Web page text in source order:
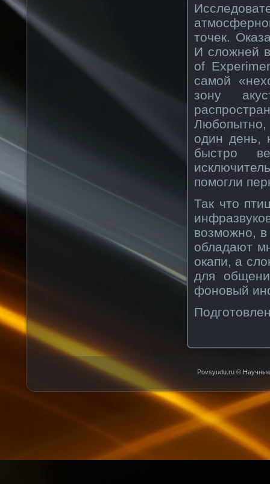
точек.
И сложней
of
самой
зону
один день,
быстро
помогли
Так что
возможно,
обладают
окапи, а
для
фоновый
Povsyudu.ru © Научные